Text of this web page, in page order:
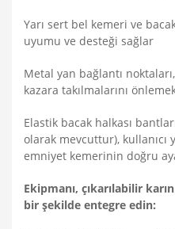
Yarı sert bel kemeri ve
uyumu ve desteği sağlar
Metal yan bağlantı
kazara takılmalarını
Elastik bacak halkası
olarak mevcuttur), kullanıcı
emniyet kemerinin doğru
Ekipmanı, çıkarılabilir
bir şekilde entegre edin: